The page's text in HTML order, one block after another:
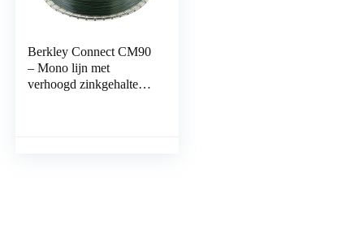
Berkley Connect CM90
– Mono lijn met
verhoogd zinkgehalte en